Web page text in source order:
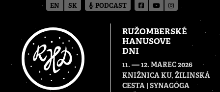
RUŽOMBERSKÉ
HANUSOVE
DNI
11. — 12. MAREC 2026
KNIŽNICA KU, ŽILINSKÁ
CESTA | SYNAGÓGA
EN SK PODCAST